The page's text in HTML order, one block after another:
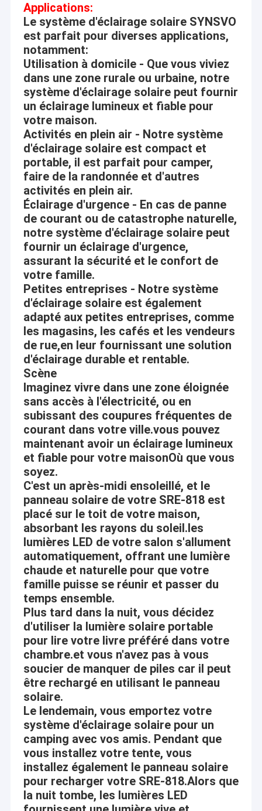
Maison
Des produits
Vidéos
Applications:
Le système d'éclairage solaire SYNSVO
est parfait pour diverses applications,
notamment:
Utilisation à domicile - Que vous viviez
dans une zone rurale ou urbaine, notre
système d'éclairage solaire peut fournir
un éclairage lumineux et fiable pour
votre maison.
Activités en plein air - Notre système
d'éclairage solaire est compact et
portable, il est parfait pour camper,
faire de la randonnée et d'autres
activités en plein air.
Éclairage d'urgence - En cas de panne
de courant ou de catastrophe naturelle,
notre système d'éclairage solaire peut
fournir un éclairage d'urgence,
assurant la sécurité et le confort de
votre famille.
Petites entreprises - Notre système
d'éclairage solaire est également
adapté aux petites entreprises, comme
les magasins, les cafés et les vendeurs
de rue,en leur fournissant une solution
d'éclairage durable et rentable.
Scène
Imaginez vivre dans une zone éloignée
sans accès à l'électricité, ou en
subissant des coupures fréquentes de
courant dans votre ville.vous pouvez
maintenant avoir un éclairage lumineux
et fiable pour votre maisonOù que vous
soyez.
C'est un après-midi ensoleillé, et le
panneau solaire de votre SRE-818 est
placé sur le toit de votre maison,
absorbant les rayons du soleil.les
lumières LED de votre salon s'allument
automatiquement, offrant une lumière
chaude et naturelle pour que votre
famille puisse se réunir et passer du
temps ensemble.
Plus tard dans la nuit, vous décidez
d'utiliser la lumière solaire portable
pour lire votre livre préféré dans votre
chambre.et vous n'avez pas à vous
soucier de manquer de piles car il peut
être rechargé en utilisant le panneau
solaire.
Le lendemain, vous emportez votre
système d'éclairage solaire pour un
camping avec vos amis. Pendant que
vous installez votre tente, vous
installez également le panneau solaire
pour recharger votre SRE-818.Alors que
la nuit tombe, les lumières LED
Lumières globales Cie. électrique, Ltd de lever
de soleil
Le service " client d'abord, qualité d'abord,